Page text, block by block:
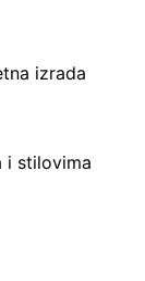
izrada
i stilovima